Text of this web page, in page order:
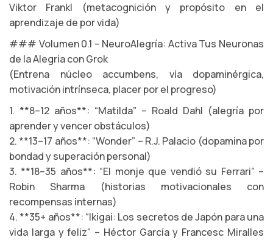
Viktor Frankl (metacognición y propósito en el
aprendizaje de por vida)
### Volumen 0.1 – NeuroAlegría: Activa Tus Neuronas
de la Alegría con Grok
(Entrena núcleo accumbens, vía dopaminérgica,
motivación intrínseca, placer por el progreso)
1. **8–12 años**: “Matilda” – Roald Dahl (alegría por
aprender y vencer obstáculos)
2. **13–17 años**: “Wonder” – R.J. Palacio (dopamina por
bondad y superación personal)
3. **18–35 años**: “El monje que vendió su Ferrari” –
Robin Sharma (historias motivacionales con
recompensas internas)
4. **35+ años**: “Ikigai: Los secretos de Japón para una
vida larga y feliz” – Héctor García y Francesc Miralles